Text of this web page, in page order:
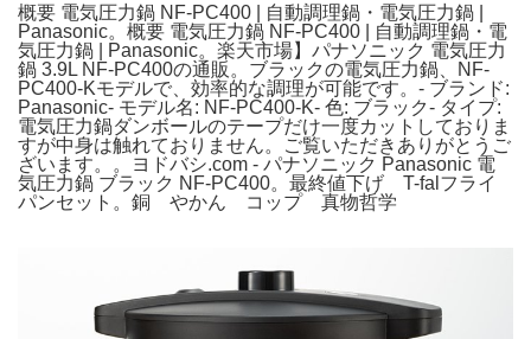
概要 電気圧力鍋 NF-PC400 | 自動調理鍋・電気圧力鍋 |
Panasonic。概要 電気圧力鍋 NF-PC400 | 自動調理鍋・電
気圧力鍋 | Panasonic。楽天市場】パナソニック 電気圧力
鍋 3.9L NF-PC400の通販。ブラックの電気圧力鍋、NF-
PC400-Kモデルで、効率的な調理が可能です。- ブランド:
Panasonic- モデル名: NF-PC400-K- 色: ブラック- タイプ:
電気圧力鍋ダンボールのテープだけ一度カットしておりま
すが中身は触れておりません。ご覧いただきありがとうご
ざいます。。ヨドバシ.com - パナソニック Panasonic 電
気圧力鍋 ブラック NF-PC400。最終値下げ T-falフライ
パンセット。銅 やかん コップ 真物哲学